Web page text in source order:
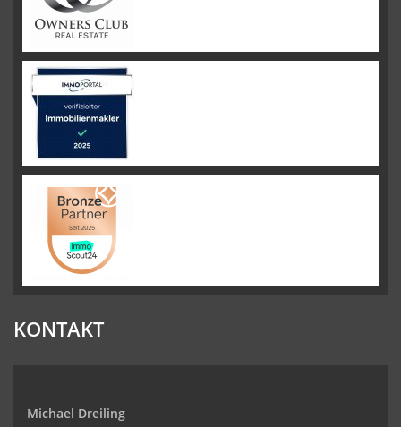
KONTAKT
Michael Dreiling